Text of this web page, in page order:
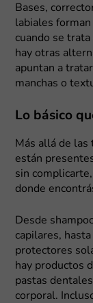
Bases,
labiales
cuando se
hay otras
apuntan a
manchas o
Lo básico
Más allá de las
están
sin
donde
Desde
capilares,
protectores
hay productos
pastas
corporal.